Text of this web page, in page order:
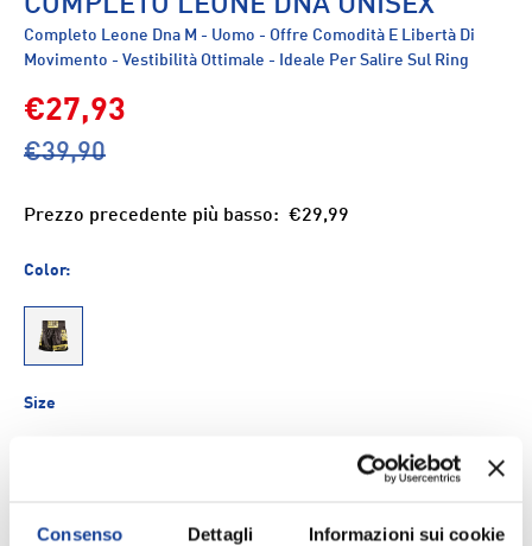
Consenso Dettagli Informazioni sui cookie
Completo Leone Dna M - Uomo - Offre Comodità E Libertà Di
Movimento - Vestibilità Ottimale - Ideale Per Salire Sul Ring
€27,93
€39,90
Prezzo precedente più basso: €29,99
Color:
01
Size
Q.tà